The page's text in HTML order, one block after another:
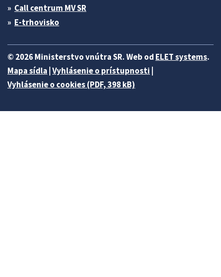
Call centrum MV SR
E-trhovisko
© 2026 Ministerstvo vnútra SR. Web od ELET systems.
Mapa sídla Vyhlásenie o prístupnosti
Vyhlásenie o cookies (PDF, 398 kB)